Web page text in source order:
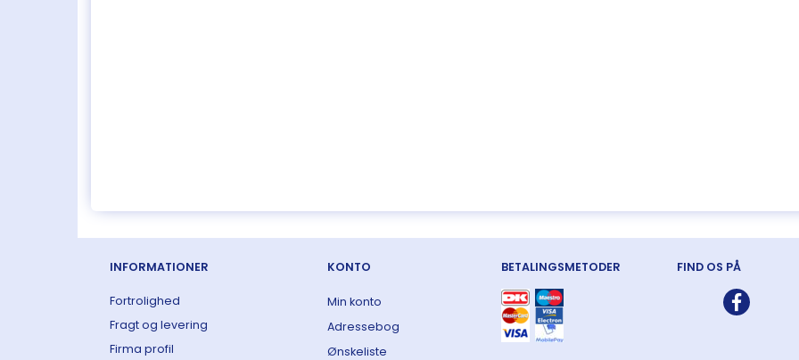
INFORMATIONER
Fortrolighed
Fragt og levering
Firma profil
KONTO
Min konto
Adressebog
Ønskeliste
BETALINGSMETODER FIND OS PÅ